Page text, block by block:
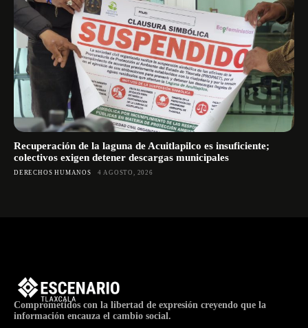
Recuperación de la laguna de Acuitlapilco es insuficiente;
colectivos exigen detener descargas municipales
DERECHOS HUMANOS 4 AGOSTO, 2026
Comprometidos con la libertad de expresión creyendo que la
información encauza el cambio social.